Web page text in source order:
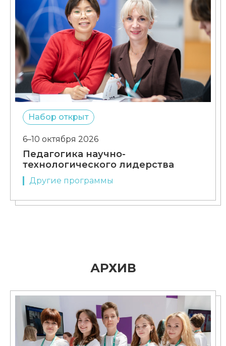
Набор открыт
6–10 октября 2026
Педагогика научно-
технологического лидерства
Другие программы
АРХИВ